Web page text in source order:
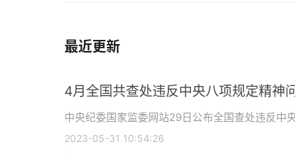
最近更新
4月全国共查处违反中央八项规定精神
中央纪委国家监委网站29日公布全国查处违反中
2023-05-31 10:54:26